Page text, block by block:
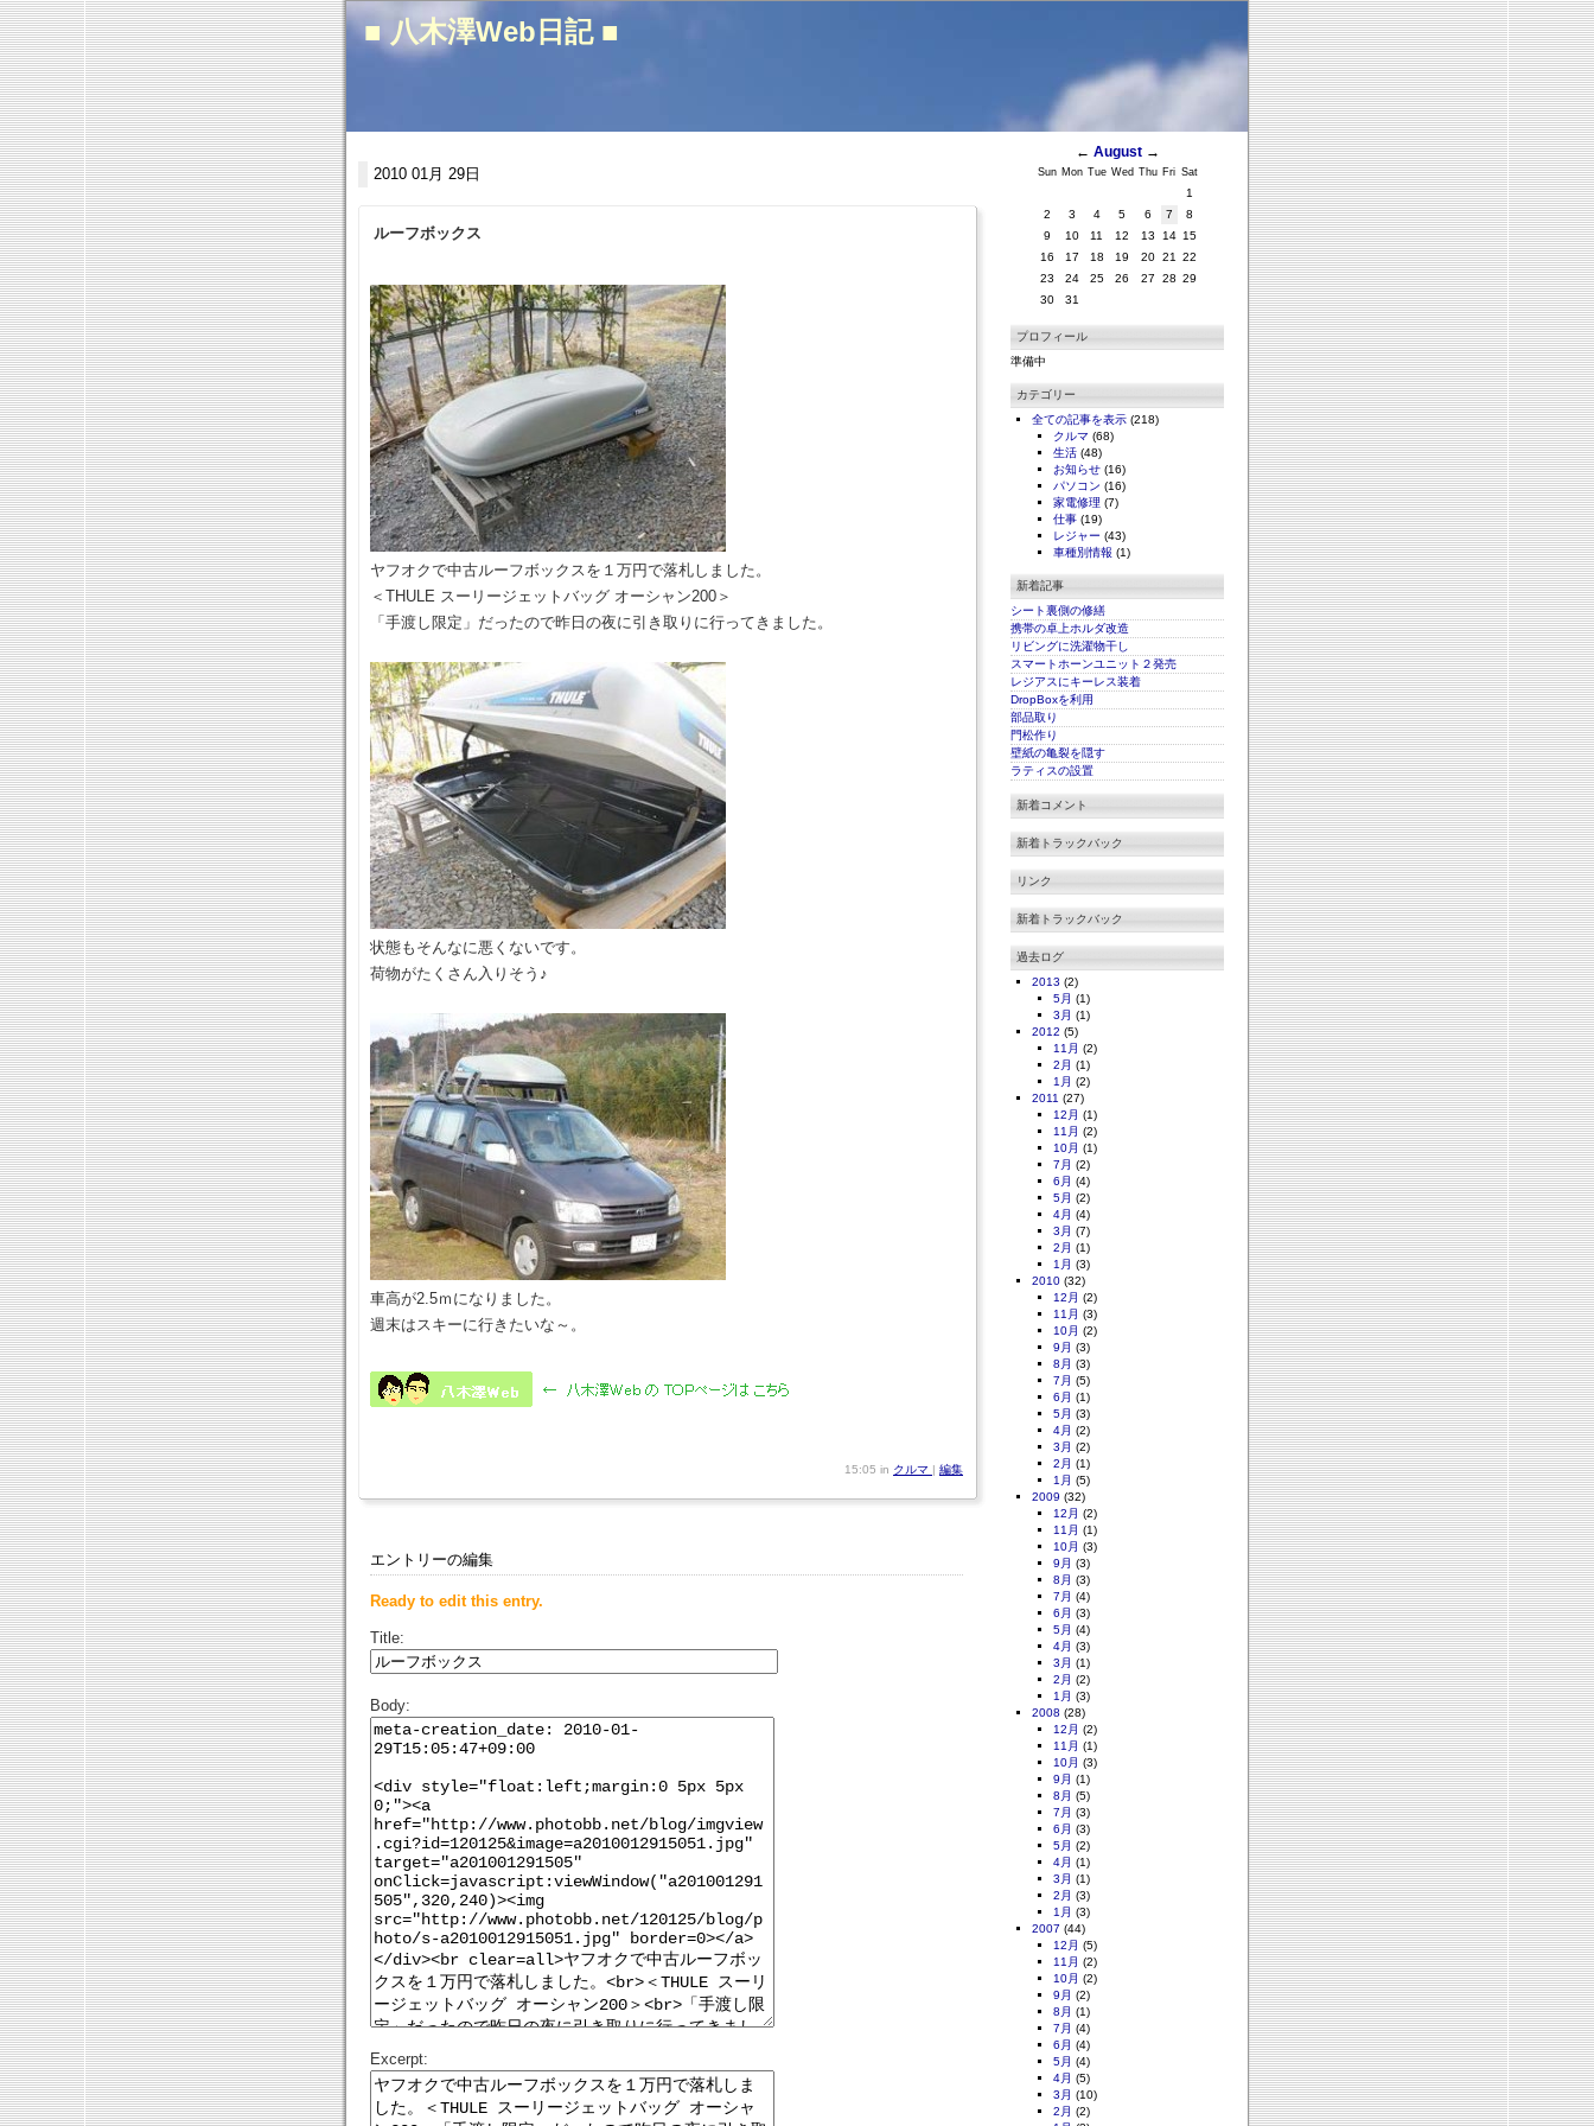
■ 八木澤Web日記 ■
2010 01月 29日
ルーフボックス
ヤフオクで中古ルーフボックスを１万円で落札しました。
＜THULE スーリージェットバッグ オーシャン200＞
「手渡し限定」だったので昨日の夜に引き取りに行ってきました。
状態もそんなに悪くないです。
荷物がたくさん入りそう♪
車高が2.5ｍになりました。
週末はスキーに行きたいな～。
15:05 in クルマ | 編集
エントリーの編集
Ready to edit this entry.
Title:
Body:
Excerpt:
← August→
Sun Mon Tue Wed Thu Fri Sat
1
2
3 4 5 6 7
8
9
10 11 12 13 14 15
16
17 18 19 20 21
22
23
24 25 26 27 28 29
30
31
プロフィール
準備中
カテゴリー
全ての記事を表示 (218)
クルマ (68)
生活 (48)
お知らせ (16)
パソコン (16)
家電修理 (7)
仕事 (19)
レジャー (43)
車種別情報 (1)
新着記事
シート裏側の修繕
携帯の卓上ホルダ改造
リビングに洗濯物干し
スマートホーンユニット２発売
レジアスにキーレス装着
DropBoxを利用
部品取り
門松作り
壁紙の亀裂を隠す
ラティスの設置
新着コメント
新着トラックバック
リンク
新着トラックバック
過去ログ
2013 (2)
5月 (1)
3月 (1)
2012 (5)
11月 (2)
2月 (1)
1月 (2)
2011 (27)
12月 (1)
11月 (2)
10月 (1)
7月 (2)
6月 (4)
5月 (2)
4月 (4)
3月 (7)
2月 (1)
1月 (3)
2010 (32)
12月 (2)
11月 (3)
10月 (2)
9月 (3)
8月 (3)
7月 (5)
6月 (1)
5月 (3)
4月 (2)
3月 (2)
2月 (1)
1月 (5)
2009 (32)
12月 (2)
11月 (1)
10月 (3)
9月 (3)
8月 (3)
7月 (4)
6月 (3)
5月 (4)
4月 (3)
3月 (1)
2月 (2)
1月 (3)
2008 (28)
12月 (2)
11月 (1)
10月 (3)
9月 (1)
8月 (5)
7月 (3)
6月 (3)
5月 (2)
4月 (1)
3月 (1)
2月 (3)
1月 (3)
2007 (44)
12月 (5)
11月 (2)
10月 (2)
9月 (2)
8月 (1)
7月 (4)
6月 (4)
5月 (4)
4月 (5)
3月 (10)
2月 (2)